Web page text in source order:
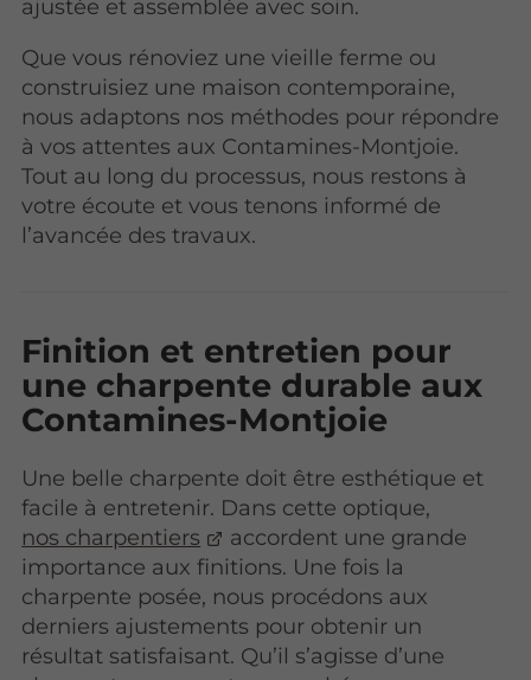
ajustée et assemblée avec soin.
Que vous rénoviez une vieille ferme ou
construisiez une maison contemporaine,
nous adaptons nos méthodes pour répondre
à vos attentes aux Contamines-Montjoie.
Tout au long du processus, nous restons à
votre écoute et vous tenons informé de
l’avancée des travaux.
Finition et entretien pour
une charpente durable aux
Contamines-Montjoie
Une belle charpente doit être esthétique et
facile à entretenir. Dans cette optique,
nos charpentiers
accordent une grande
importance aux finitions. Une fois la
charpente posée, nous procédons aux
derniers ajustements pour obtenir un
résultat satisfaisant. Qu’il s’agisse d’une